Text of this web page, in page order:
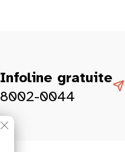
Infoline gratuite
8002-0044
GDPR Cookie-Banner schließen